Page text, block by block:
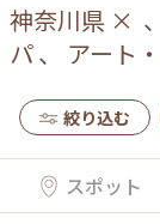
神奈川県 × 、
パ、 アート
絞り込む
スポット